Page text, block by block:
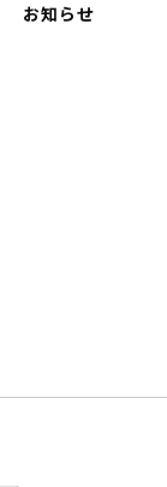
お知らせ